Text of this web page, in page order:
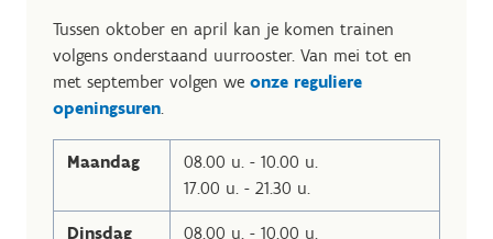
Tussen oktober en april kan je komen trainen
volgens onderstaand uurrooster. Van mei tot en
met september volgen we onze reguliere
openingsuren.
Maandag
08.00 u. - 10.00 u.
17.00 u. - 21.30 u.
Dinsdag
08.00 u. - 10.00 u.